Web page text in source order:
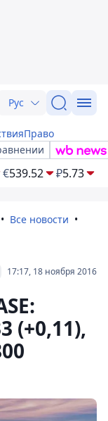
Рус
Право
€539.52 ₽5.73
Все новости
17:17, 18 ноября 2016
(+0,11),